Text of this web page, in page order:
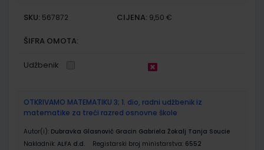
SKU: 567872 CIJENA: 9,50 €
ŠIFRA OMOTA:
Udžbenik
OTKRIVAMO MATEMATIKU 3; 1. dio, radni udžbenik iz
matematike za treći razred osnovne škole
Autor(i): Dubravka Glasnović Gracin Gabriela Žokalj Tanja Soucie
Nakladnik: ALFA d.d. Registarski broj ministarstva: 6552